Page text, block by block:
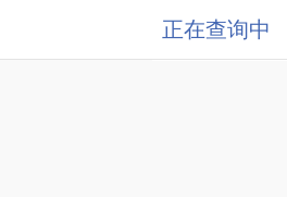
正在查询中